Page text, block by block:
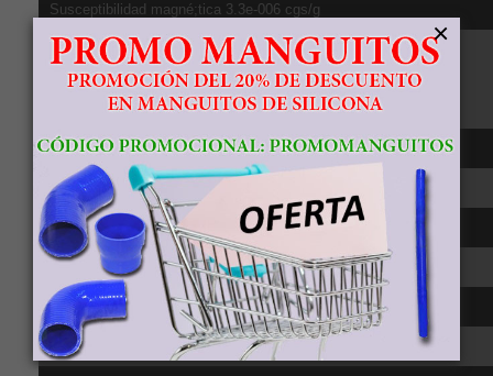
Susceptibilidad magné;tica 3.3e-006 cgs/g
Propiedades Té;rmicas
CTE, lineal 20°C 8.6 µm/m-°C, de 20-100ºC
CTE, lineal 250°C 9.2 µm/m-°C, media sobre el rango 20-315ºC
CTE, lineal 500°C 9.7 µm/m-°C, media sobre el rango 20-650ºC
Calor específico 0.5263 J/g-°C
Conductividad té;rmica 6.7 W/m-K
Punto de fusión 1604 - 1660 °C
×